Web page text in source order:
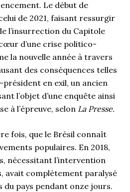
Le début de
de 2021, faisant ressurgir
l’insurrection du Capitole
d’une crise politico-
la nouvelle année à travers
des conséquences telles
président en exil, un ancien
l’objet d’une enquête ainsi
à l’épreuve, selon La Presse.
fois, que le Brésil connaît
populaires. En 2018,
nécessitant l’intervention
avait complètement paralysé
pays pendant onze jours.